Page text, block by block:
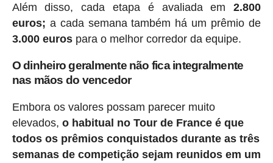
Além disso, cada etapa é avaliada em2.800
euros; a cada semana também há um prêmio de
3.000 eurospara o melhor corredor da equipe.
O dinheiro geralmente não fica integralmente
nas mãos do vencedor
Embora os valores possam parecer muito
elevados, o habitual no Tour de France é que
todos os prêmios conquistados durante as três
semanas de competição sejam reunidos em um